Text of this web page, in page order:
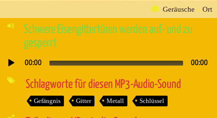
Geräusche » Ort
Schwere Eisengittertüren werden auf- und zu
gesperrt
Audio-
00:00 00:00
Schlagworte für diesen MP3-Audio-Sound
Gefängnis Gitter Metall Schlüssel